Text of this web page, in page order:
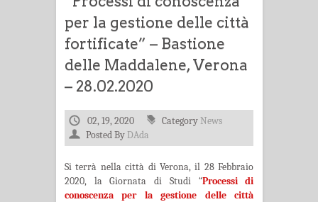
per la gestione delle città
fortificate” – Bastione
delle Maddalene, Verona
– 28.02.2020
02, 19, 2020 CategoryNews
Posted By DAda
Si terrà nella città di Verona, il 28 Febbraio
2020, la Giornata di Studi “Processi di
conoscenza per la gestione delle città